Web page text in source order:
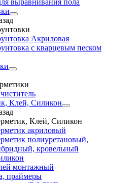
выравнивания пола
Акриловая
с кварцевым песком
Клей, Силикон
Клей, Силикон
акриловый
полиуретановый,
кровельный
монтажный
праймеры